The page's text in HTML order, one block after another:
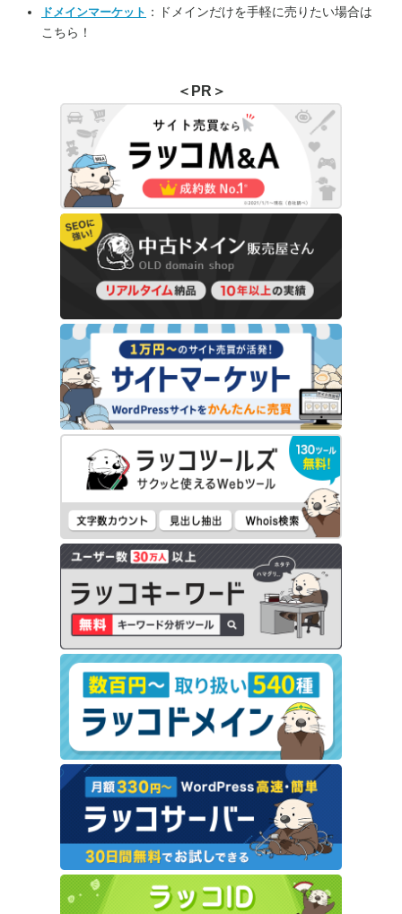
ドメインマーケット ：ドメインだけを手軽に売りたい場合は
こちら！
＜PR＞